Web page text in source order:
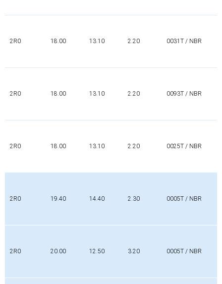
2R0 18.00 13.10 2.20 0031T / NBR
2R0 18.00 13.10 2.20 0093T / NBR
2R0 18.00 13.10 2.20 0025T / NBR
2R0 19.40 14.40 2.30 0005T / NBR
2R0 20.00 12.50 3.20 0005T / NBR